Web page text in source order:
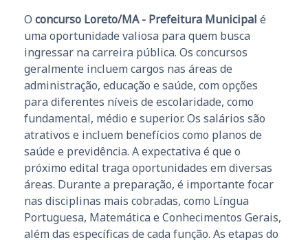
O concurso Loreto/MA - Prefeitura Municipal é
uma oportunidade valiosa para quem busca
ingressar na carreira pública. Os concursos
geralmente incluem cargos nas áreas de
administração, educação e saúde, com opções
para diferentes níveis de escolaridade, como
fundamental, médio e superior. Os salários são
atrativos e incluem benefícios como planos de
saúde e previdência. A expectativa é que o
próximo edital traga oportunidades em diversas
áreas. Durante a preparação, é importante focar
nas disciplinas mais cobradas, como Língua
Portuguesa, Matemática e Conhecimentos Gerais,
além das específicas de cada função. As etapas do